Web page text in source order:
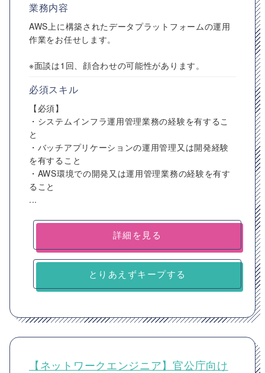
業務内容
AWS上に構築されたデータプラットフォームの運用
作業をお任せします。
※面談は1回、顔合わせの可能性があります。
必須スキル
【必須】
・システムインフラ運用管理業務の経験を有するこ
と
・バッチアプリケーションの運用管理又は開発経験
を有すること
・AWS環境での開発又は運用管理業務の経験を有す
ること
...
詳細を見る
とりあえずキープする
【ネットワークエンジニア】官公庁向け